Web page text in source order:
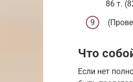
86 т.
Что
Если нет